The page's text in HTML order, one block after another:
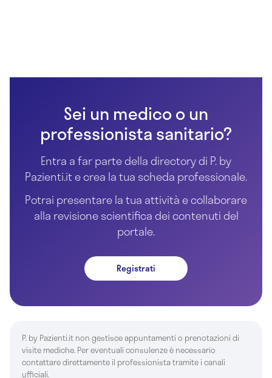
Sei un medico o un
professionista sanitario?
Entra a far parte della directory di P. by
Pazienti.it e crea la tua scheda professionale.
Potrai presentare la tua attività e collaborare
alla revisione scientifica dei contenuti del
portale.
Registrati
P. by Pazienti.it non gestisce appuntamenti o prenotazioni di
visite mediche. Per eventuali consulenze è necessario
contattare direttamente il professionista tramite i canali
ufficiali.